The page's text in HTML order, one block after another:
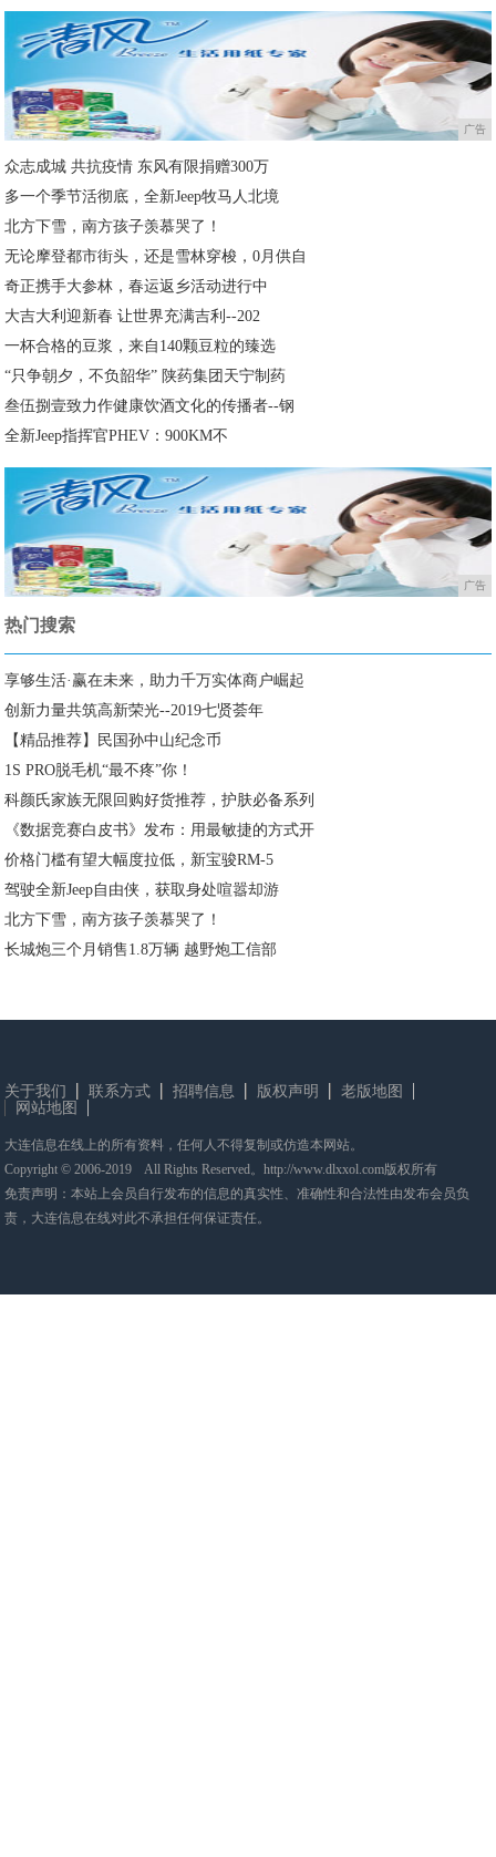
广告
众志成城 共抗疫情 东风有限捐赠300万
多一个季节活彻底，全新Jeep牧马人北境
北方下雪，南方孩子羡慕哭了！
无论摩登都市街头，还是雪林穿梭，0月供自
奇正携手大参林，春运返乡活动进行中
大吉大利迎新春 让世界充满吉利--202
一杯合格的豆浆，来自140颗豆粒的臻选
“只争朝夕，不负韶华” 陕药集团天宁制药
叁伍捌壹致力作健康饮酒文化的传播者--钢
全新Jeep指挥官PHEV：900KM不
广告
热门搜索
享够生活·赢在未来，助力千万实体商户崛起
创新力量共筑高新荣光--2019七贤荟年
【精品推荐】民国孙中山纪念币
1S PRO脱毛机“最不疼”你！
科颜氏家族无限回购好货推荐，护肤必备系列
《数据竞赛白皮书》发布：用最敏捷的方式开
价格门槛有望大幅度拉低，新宝骏RM-5
驾驶全新Jeep自由侠，获取身处喧嚣却游
北方下雪，南方孩子羡慕哭了！
长城炮三个月销售1.8万辆 越野炮工信部
关于我们 联系方式 招聘信息 版权声明
老版地图
网站地图
大连信息在线上的所有资料，任何人不得复制或仿造本网站。
Copyright © 2006-2019 All Rights Reserved。http://www.dlxxol.com版权所有
免责声明：本站上会员自行发布的信息的真实性、准确性和合法性由发布会员负
责，大连信息在线对此不承担任何保证责任。